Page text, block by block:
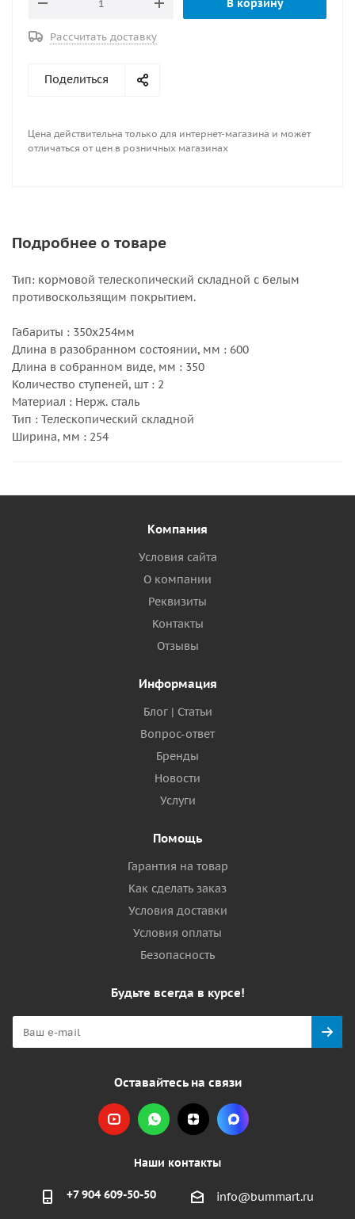
В корзину
Рассчитать доставку
Поделиться
Цена действительна только для интернет-магазина и может
отличаться от цен в розничных магазинах
Подробнее о товаре
Тип: кормовой телескопический складной c белым
противоскользящим покрытием.
Габариты : 350х254мм
Длина в разобранном состоянии, мм : 600
Длина в собранном виде, мм : 350
Количество ступеней, шт : 2
Материал : Нерж. сталь
Тип : Телескопический складной
Ширина, мм : 254
Компания
Условия сайта
О компании
Реквизиты
Контакты
Отзывы
Информация
Блог | Статьи
Вопрос-ответ
Бренды
Новости
Услуги
Помощь
Гарантия на товар
Как сделать заказ
Условия доставки
Условия оплаты
Безопасность
Будьте всегда в курсе!
Оставайтесь на связи
Наши контакты
+7 904 609-50-50 info@bummart.ru